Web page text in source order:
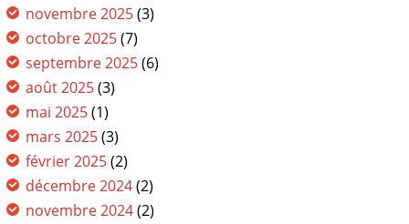
novembre 2025(3)
octobre 2025(7)
septembre 2025(6)
août 2025(3)
mai 2025(1)
mars 2025(3)
février 2025(2)
décembre 2024(2)
novembre 2024(2)